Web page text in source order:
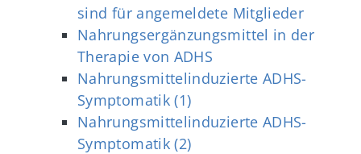
sind für angemeldete Mitglieder
Nahrungsergänzungsmittel in der
Therapie von ADHS
Nahrungsmittelinduzierte ADHS-
Symptomatik (1)
Nahrungsmittelinduzierte ADHS-
Symptomatik (2)